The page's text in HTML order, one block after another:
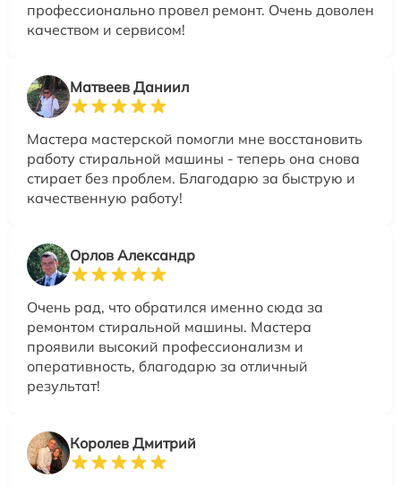
профессионально провел ремонт. Очень доволен
качеством и сервисом!
Матвеев Даниил
Мастера мастерской помогли мне восстановить
работу стиральной машины - теперь она снова
стирает без проблем. Благодарю за быструю и
качественную работу!
Орлов Александр
Очень рад, что обратился именно сюда за
ремонтом стиральной машины. Мастера
проявили высокий профессионализм и
оперативность, благодарю за отличный
результат!
Королев Дмитрий